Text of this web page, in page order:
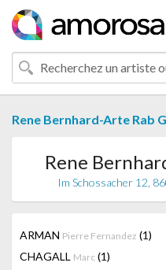
Rene Bernhard-Arte Rab
Rene
Im Schossacher 12,
ARMAN Pierre Fernandez (1)
CHAGALL Marc (1)